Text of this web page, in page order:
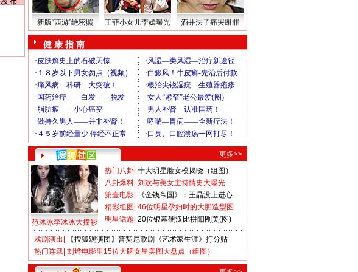
新版“西游”绝密照 王菲小女儿李嫣曝光 酒井法子痛哭谢罪
健 康 指 南
更多>>
范冰冰李冰冰大撞衫
热门八卦 十大明星脸女模揭晓（组图）
八卦爆料 刘欢与美女主持情史大曝光
第壹电影
《金钱帝国》：王晶没上进心
精彩组图 46位明星孕妇时的大胆造型图
明星话题 20位银幕硬汉比拼阳刚美(图)
戏剧演出
【搜狐观演团】普契尼歌剧《艺术家生涯》打分贴
热门连载 刘烨电影里15位大牌女星美图大盘点（组图）